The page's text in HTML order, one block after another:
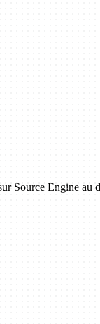
Source Engine au